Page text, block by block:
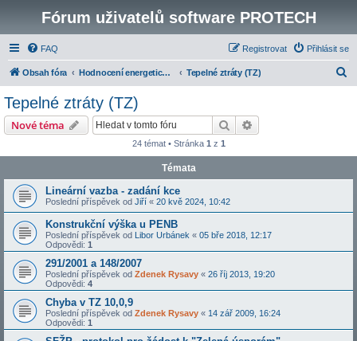
Fórum uživatelů software PROTECH
FAQ Přihlásit se
Registrovat
Obsah fóra Hodnocení energetické náročnosti budov Tepelné ztráty (TZ)
Tepelné ztráty (TZ)
Nové téma Hledat
24 témat • Stránka 1 z 1
Témata
Lineární vazba - zadání kce
Poslední příspěvek od Jiří « 20 kvě 2024, 10:42
Konstrukční výška u PENB
Poslední příspěvek od Libor Urbánek « 05 bře 2018, 12:17
Odpovědi: 1
291/2001 a 148/2007
Poslední příspěvek od Zdenek Rysavy « 26 říj 2013, 19:20
Odpovědi: 4
Chyba v TZ 10,0,9
Poslední příspěvek od Zdenek Rysavy « 14 zář 2009, 16:24
Odpovědi: 1